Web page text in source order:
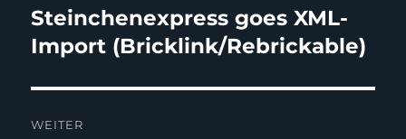
Vorheriger
Beitrag:
Steinchenexpress goes XML-
Import (Bricklink/Rebrickable)
WEITER